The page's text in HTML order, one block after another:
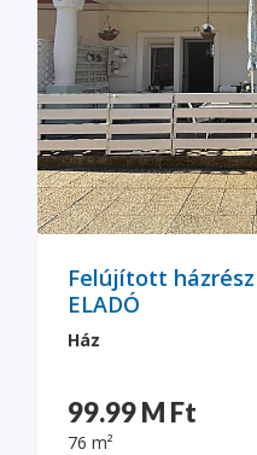
Felújított
ELADÓ
Ház
99.99 M Ft
76 m²